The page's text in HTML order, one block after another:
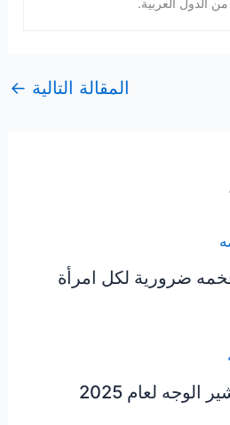
من الدول العربية.
المقالة التالية ←
ضرورية لكل امرأة